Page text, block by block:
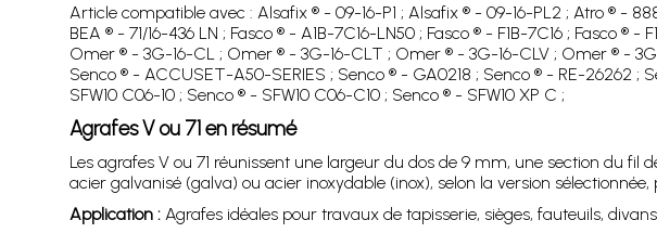
Article compatible avec : Alsafix ® - 09-16-P1 ; Alsafix ® - 09-16-PL2 ; Atro ® -
BEA ® - 71/16-436 LN ; Fasco ® - A1B-7C16-LN50 ; Fasco ® - F1B-7C16 ; Fasco
Omer ® - 3G-16-CL ; Omer ® - 3G-16-CLT ; Omer ® - 3G-16-CLV ; Omer ® -
Senco ® - ACCUSET-A50-SERIES ; Senco ® - GA0218 ; Senco ® - RE-26262 ;
SFW10 C06-10 ; Senco ® - SFW10 C06-C10 ; Senco ® - SFW10 XP C ;
Agrafes V ou 71 en résumé
Les agrafes V ou 71 réunissent une largeur du dos de 9 mm, une section du
acier galvanisé (galva) ou acier inoxydable (inox), selon la version
Application :Agrafes idéales pour travaux de tapisserie, sièges, fauteuils,